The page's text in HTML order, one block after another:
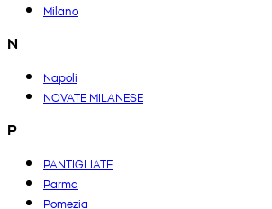
Milano
N
Napoli
NOVATE MILANESE
P
PANTIGLIATE
Parma
Pomezia